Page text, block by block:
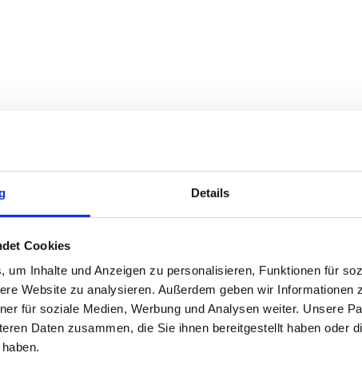
Details
Cookies
um Inhalte und Anzeigen zu personalisieren, Funktionen für
Website zu analysieren. Außerdem geben wir Informationen
für soziale Medien, Werbung und Analysen weiter. Unsere
Daten zusammen, die Sie ihnen bereitgestellt haben oder
da.